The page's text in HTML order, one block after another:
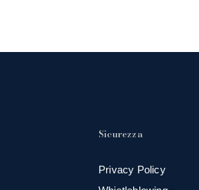
Sicurezza
Privacy Policy